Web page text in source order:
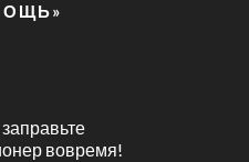
вовремя!